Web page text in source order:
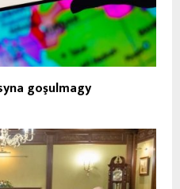
goşulmagy